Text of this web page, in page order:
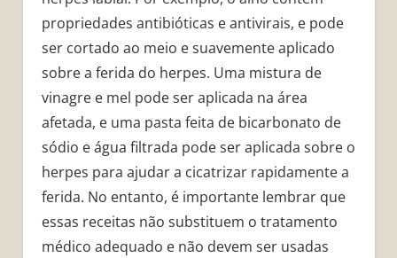
propriedades antibióticas e antivirais, e pode
ser cortado ao meio e suavemente aplicado
sobre a ferida do herpes. Uma mistura de
vinagre e mel pode ser aplicada na área
afetada, e uma pasta feita de bicarbonato de
sódio e água filtrada pode ser aplicada sobre o
herpes para ajudar a cicatrizar rapidamente a
ferida. No entanto, é importante lembrar que
essas receitas não substituem o tratamento
médico adequado e não devem ser usadas